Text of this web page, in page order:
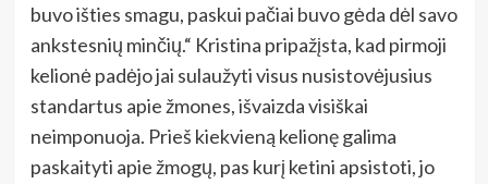
buvo išties smagu, paskui pačiai buvo gėda dėl savo
ankstesnių minčių.“ Kristina pripažįsta, kad pirmoji
kelionė padėjo jai sulaužyti visus nusistovėjusius
standartus apie žmones, išvaizda visiškai
neimponuoja. Prieš kiekvieną kelionę galima
paskaityti apie žmogų, pas kurį ketini apsistoti, jo